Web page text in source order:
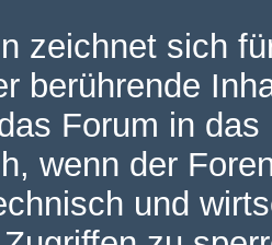
zeichnet sich
berührende
Forum in
wenn der
und